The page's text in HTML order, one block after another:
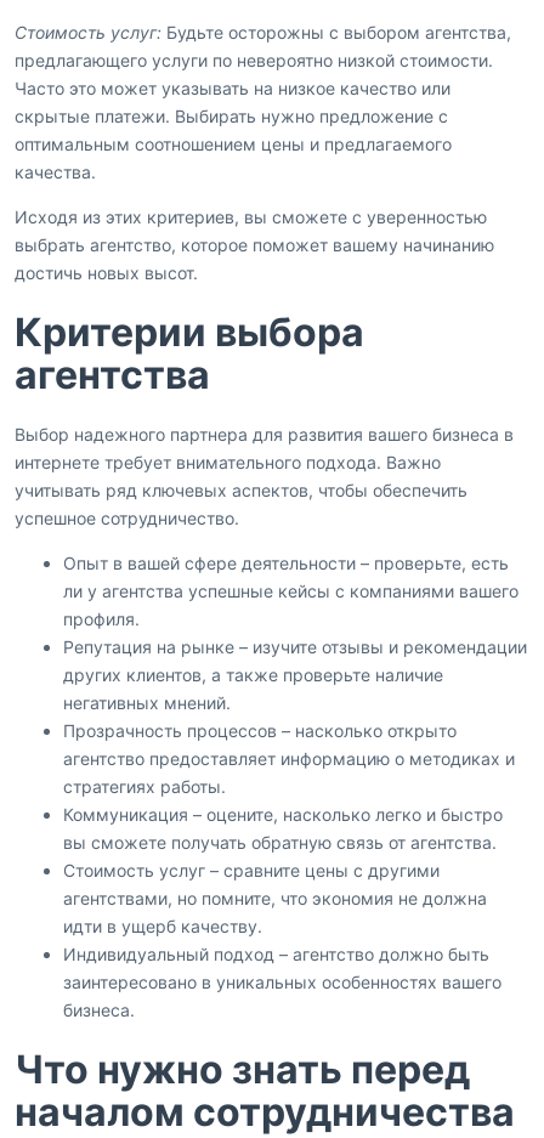
Стоимость услуг: Будьте осторожны с выбором агентства,
предлагающего услуги по невероятно низкой стоимости.
Часто это может указывать на низкое качество или
скрытые платежи. Выбирать нужно предложение с
оптимальным соотношением цены и предлагаемого
качества.
Исходя из этих критериев, вы сможете с уверенностью
выбрать агентство, которое поможет вашему начинанию
достичь новых высот.
Критерии выбора
агентства
Выбор надежного партнера для развития вашего бизнеса в
интернете требует внимательного подхода. Важно
учитывать ряд ключевых аспектов, чтобы обеспечить
успешное сотрудничество.
Опыт в вашей сфере деятельности – проверьте, есть
ли у агентства успешные кейсы с компаниями вашего
профиля.
Репутация на рынке – изучите отзывы и рекомендации
других клиентов, а также проверьте наличие
негативных мнений.
Прозрачность процессов – насколько открыто
агентство предоставляет информацию о методиках и
стратегиях работы.
Коммуникация – оцените, насколько легко и быстро
вы сможете получать обратную связь от агентства.
Стоимость услуг – сравните цены с другими
агентствами, но помните, что экономия не должна
идти в ущерб качеству.
Индивидуальный подход – агентство должно быть
заинтересовано в уникальных особенностях вашего
бизнеса.
Что нужно знать перед
началом сотрудничества